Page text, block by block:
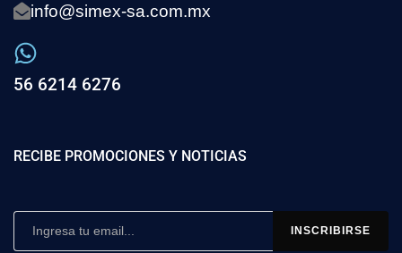
info@simex-sa.com.mx
56 6214 6276
RECIBE PROMOCIONES Y NOTICIAS